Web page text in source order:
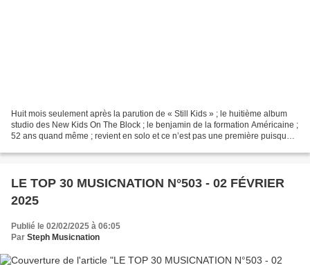
Huit mois seulement après la parution de « Still Kids » ; le huitième album
studio des New Kids On The Block ; le benjamin de la formation Américaine ;
52 ans quand même ; revient en solo et ce n’est pas une première puisque
LE TOP 30 MUSICNATION N°503 - 02 FÉVRIER
2025
Publié le 02/02/2025 à 06:05
Par Steph Musicnation